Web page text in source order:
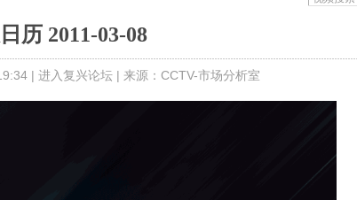
历 2011-03-08
| 进入复兴论坛 | 来源：CCTV-市场分析室